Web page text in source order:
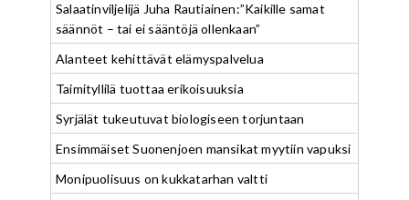
Salaatinviljelijä Juha Rautiainen:”Kaikille samat
säännöt – tai ei sääntöjä ollenkaan”
Alanteet kehittävät elämyspalvelua
Taimityllilä tuottaa erikoisuuksia
Syrjälät tukeutuvat biologiseen torjuntaan
Ensimmäiset Suonenjoen mansikat myytiin vapuksi
Monipuolisuus on kukkatarhan valtti